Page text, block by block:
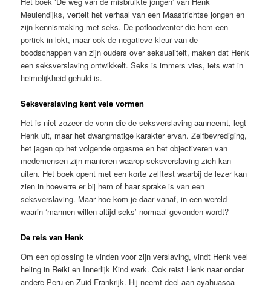
Meulendijks, vertelt het verhaal van een Maastrichtse jongen en
zijn kennismaking met seks. De potloodventer die hem een
portiek in lokt, maar ook de negatieve kleur van de
boodschappen van zijn ouders over seksualiteit, maken dat Henk
een seksverslaving ontwikkelt. Seks is immers vies, iets wat in
heimelijkheid gehuld is.
Seksverslaving kent vele vormen
Het is niet zozeer de vorm die de seksverslaving aanneemt, legt
Henk uit, maar het dwangmatige karakter ervan. Zelfbevrediging,
het jagen op het volgende orgasme en het objectiveren van
medemensen zijn manieren waarop seksverslaving zich kan
uiten. Het boek opent met een korte zelftest waarbij de lezer kan
zien in hoeverre er bij hem of haar sprake is van een
seksverslaving. Maar hoe kom je daar vanaf, in een wereld
waarin ‘mannen willen altijd seks’ normaal gevonden wordt?
De reis van Henk
Om een oplossing te vinden voor zijn verslaving, vindt Henk veel
heling in Reiki en Innerlijk Kind werk. Ook reist Henk naar onder
andere Peru en Zuid Frankrijk. Hij neemt deel aan ayahuasca-